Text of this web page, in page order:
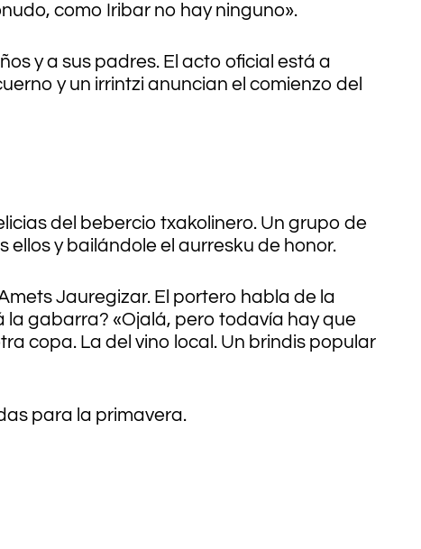
como Iribar no hay ninguno».
y a sus padres. El acto oficial está a
y un irrintzi anuncian el comienzo del
del bebercio txakolinero. Un grupo de
y bailándole el aurresku de honor.
Jauregizar. El portero habla de la
la gabarra? «Ojalá, pero todavía hay que
copa. La del vino local. Un brindis popular
para la primavera.